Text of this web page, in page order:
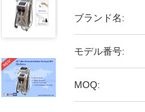
ブランド名:
モデル番号:
MOQ: